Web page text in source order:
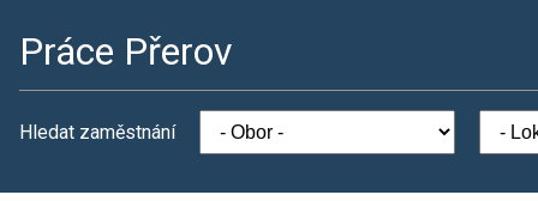
Práce Přerov
Hledat zaměstnání